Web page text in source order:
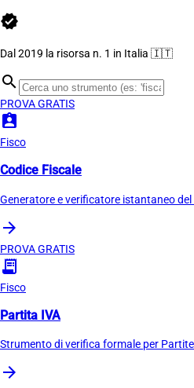
verified
Dal 2019 la risorsa n. 1 in Italia 🇮🇹
search
PROVA GRATIS
assignment_ind
Fisco
Codice Fiscale
Generatore e verificatore istantaneo
arrow_forward
PROVA GRATIS
receipt_long
Fisco
Partita IVA
Strumento di verifica formale per
arrow_forward